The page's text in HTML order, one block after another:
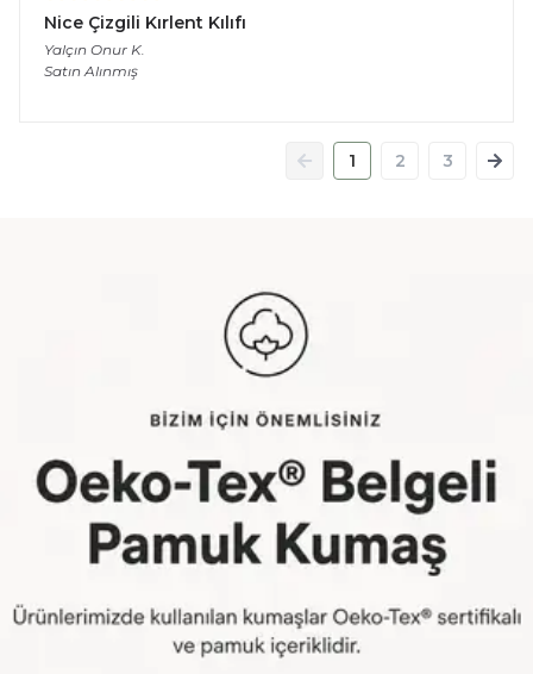
Nice Çizgili Kırlent Kılıfı
Yalçın Onur K.
Satın Alınmış
1 2 3